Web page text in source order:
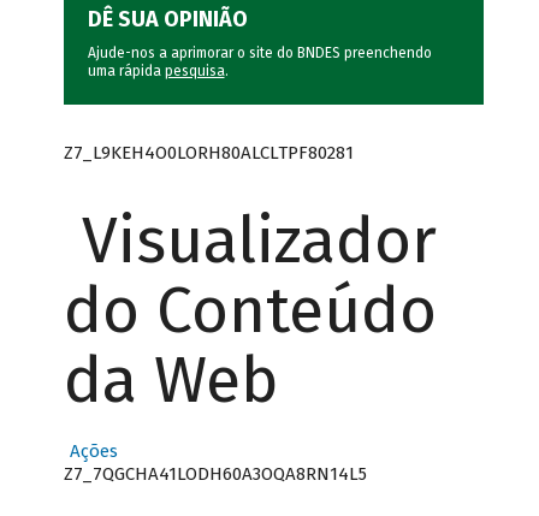
DÊ SUA OPINIÃO
Ajude-nos a aprimorar o site do BNDES preenchendo
uma rápida pesquisa.
Z7_L9KEH4O0LORH80ALCLTPF80281
Visualizador
do Conteúdo
da Web
Ações
Z7_7QGCHA41LODH60A3OQA8RN14L5